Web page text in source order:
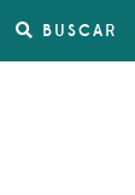
BUSCAR